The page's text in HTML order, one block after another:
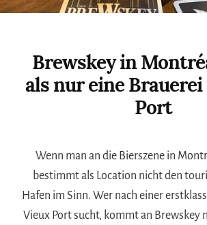
Brewskey in
als nur eine
Port
Wenn man an die Bierszene in
bestimmt als Location nicht den
Hafen im Sinn. Wer nach einer
Vieux Port sucht, kommt an Brewskey